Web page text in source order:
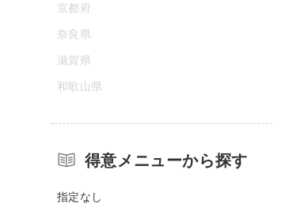
京都府
奈良県
滋賀県
和歌山県
得意メニューから探す
指定なし